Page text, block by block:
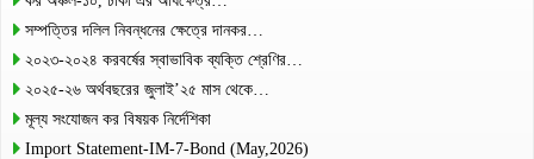
সম্পত্তির দলিল নিবন্ধনের ক্ষেত্রে দানকর…
২০২৩-২০২৪ করবর্ষের স্বাভাবিক ব্যক্তি শ্রেণির…
২০২৫-২৬ অর্থবছরের জুলাই’২৫ মাস থেকে…
মূল্য সংযোজন কর বিষয়ক নির্দেশিকা
Import Statement-IM-7-Bond (May,2026)